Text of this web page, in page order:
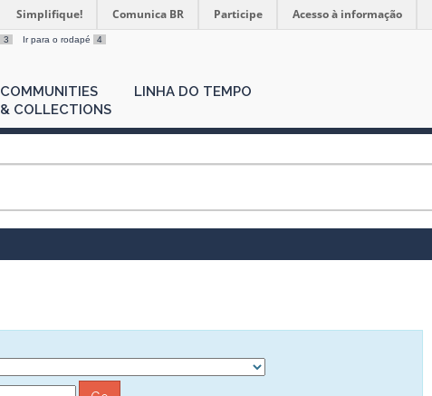
Simplifique! Comunica BR Participe Acesso à informação
3 Ir para o rodapé 4
COMMUNITIES
& COLLECTIONS
LINHA DO TEMPO